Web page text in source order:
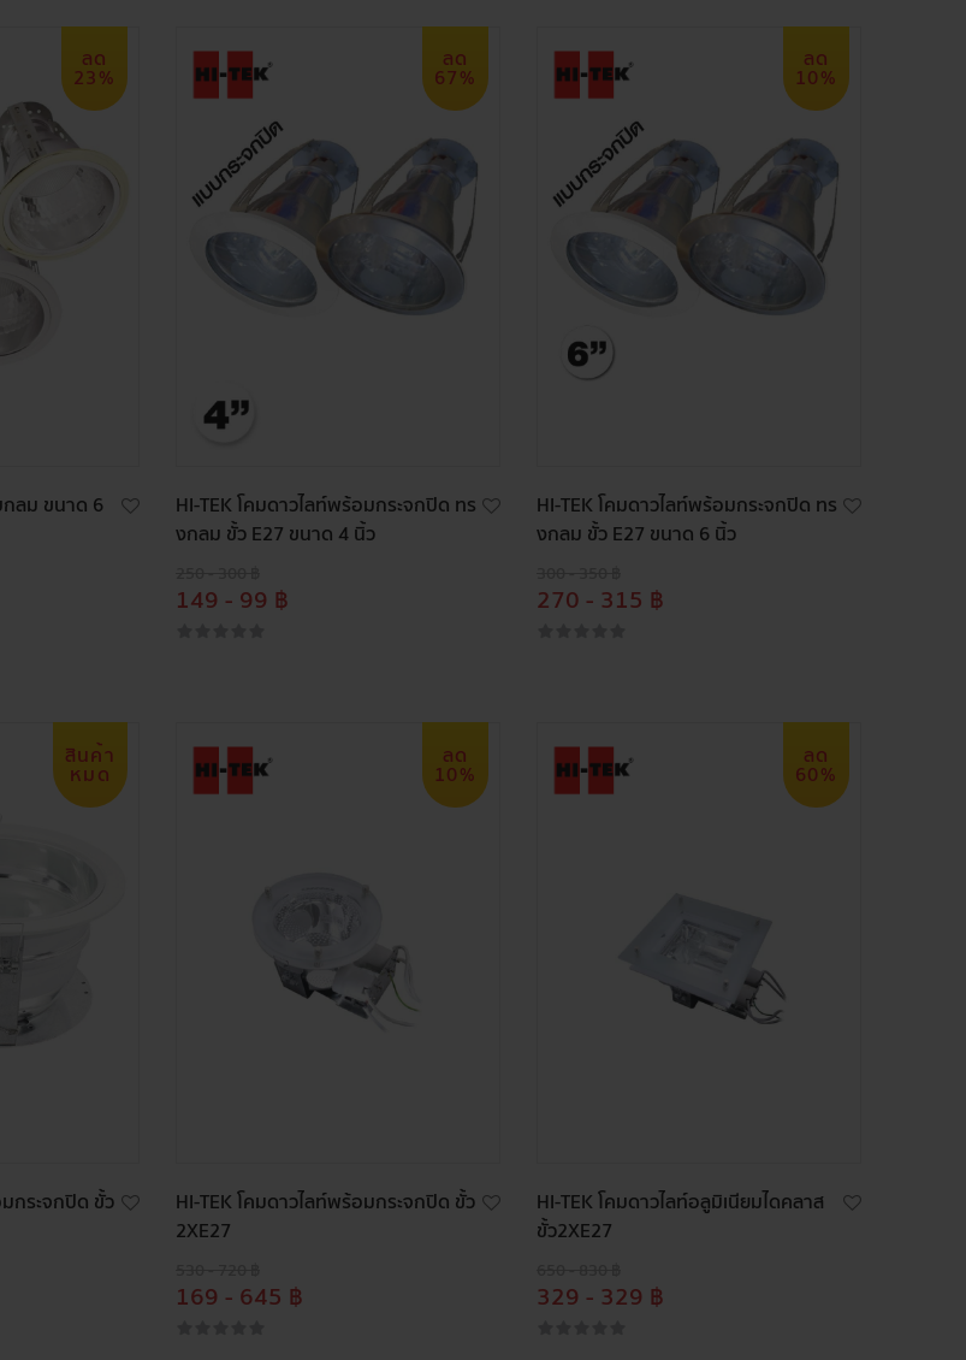
ลด
23%
กลม ขนาด 6
ลด
67%
HI-TEK โคมดาวไลท์พร้อมกระจกปิด ทร
งกลม ขั้ว E27 ขนาด 4 นิ้ว
149 - 99 ฿
ลด
10%
HI-TEK โคมดาวไลท์พร้อมกระจกปิด ทร
งกลม ขั้ว E27 ขนาด 6 นิ้ว
270 - 315 ฿
สินค้า
หมด
กระจกปิด ขั้ว
ลด
10%
HI-TEK โคมดาวไลท์พร้อมกระจกปิด ขั้ว
2XE27
169 - 645 ฿
ลด
60%
HI-TEK โคมดาวไลท์อลูมิเนียมไดคลาส
ขั้ว2XE27
329 - 329 ฿